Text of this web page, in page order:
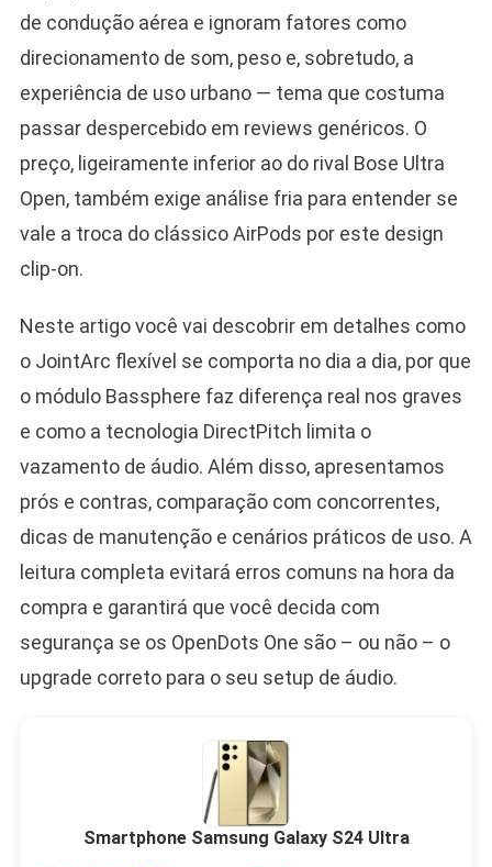
de condução aérea e ignoram fatores como
direcionamento de som, peso e, sobretudo, a
experiência de uso urbano — tema que costuma
passar despercebido em reviews genéricos. O
preço, ligeiramente inferior ao do rival Bose Ultra
Open, também exige análise fria para entender se
vale a troca do clássico AirPods por este design
clip-on.
Neste artigo você vai descobrir em detalhes como
o JointArc flexível se comporta no dia a dia, por que
o módulo Bassphere faz diferença real nos graves
e como a tecnologia DirectPitch limita o
vazamento de áudio. Além disso, apresentamos
prós e contras, comparação com concorrentes,
dicas de manutenção e cenários práticos de uso. A
leitura completa evitará erros comuns na hora da
compra e garantirá que você decida com
segurança se os OpenDots One são – ou não – o
upgrade correto para o seu setup de áudio.
Smartphone Samsung Galaxy S24 Ultra